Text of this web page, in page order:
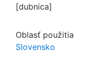
[dubnica]
Oblasť použitia
Slovensko